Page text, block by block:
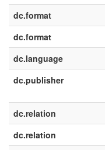
dc.format
dc.format
dc.language
dc.publisher
dc.relation
dc.relation